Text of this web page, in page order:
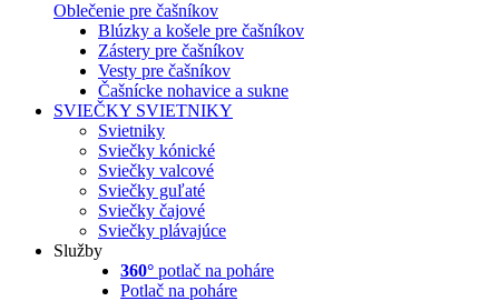
Oblečenie pre čašníkov
Blúzky a košele pre čašníkov
Zástery pre čašníkov
Vesty pre čašníkov
Čašnícke nohavice a sukne
SVIEČKY SVIETNIKY
Svietniky
Sviečky kónické
Sviečky valcové
Sviečky guľaté
Sviečky čajové
Sviečky plávajúce
Služby
360° potlač na poháre
Potlač na poháre